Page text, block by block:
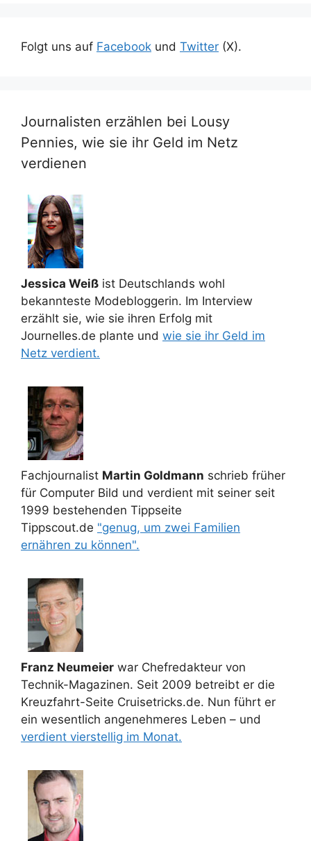
Folgt uns auf Facebook und Twitter (X).
Journalisten erzählen bei Lousy
Pennies, wie sie ihr Geld im Netz
verdienen
Jessica Weiß ist Deutschlands wohl
bekannteste Modebloggerin. Im Interview
erzählt sie, wie sie ihren Erfolg mit
Journelles.de plante und wie sie ihr Geld im
Netz verdient.
Fachjournalist Martin Goldmann schrieb früher
für Computer Bild und verdient mit seiner seit
1999 bestehenden Tippseite
Tippscout.de "genug, um zwei Familien
ernähren zu können".
Franz Neumeier war Chefredakteur von
Technik-Magazinen. Seit 2009 betreibt er die
Kreuzfahrt-Seite Cruisetricks.de. Nun führt er
ein wesentlich angenehmeres Leben – und
verdient vierstellig im Monat.